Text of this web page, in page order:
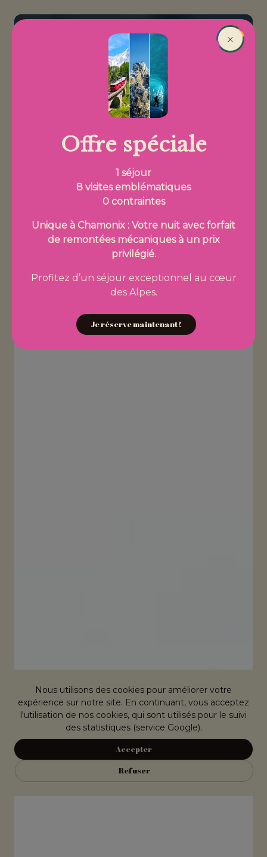
Réserver
Fil d'Ariane ×
Offre spéciale
1 séjour
8 visites emblématiques
0 contraintes
Unique à Chamonix : Votre nuit avec forfait
de remontées mécaniques à un prix
privilégié.
Profitez d’un séjour exceptionnel au cœur
des Alpes.
Je réserve maintenant !
Nous utilisons des cookies pour améliorer votre
expérience sur notre site. En continuant, vous acceptez
l'utilisation de nos cookies, qui sont utilisés pour le suivi
des statistiques (service Google).
Accepter
Refuser